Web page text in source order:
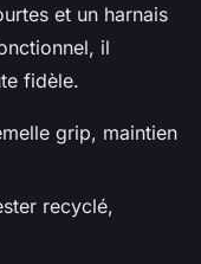
et un harnais
il
fidèle.
grip, maintien
recyclé,